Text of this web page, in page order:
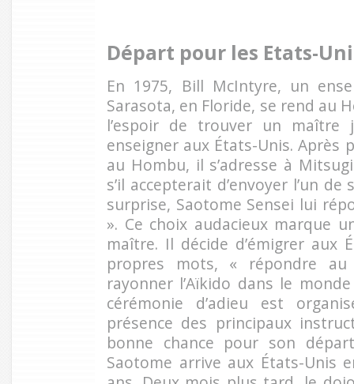
Départ pour les Etats-
En 1975, Bill McIntyre, un
Sarasota, en Floride, se rend au
l’espoir de trouver un maître
enseigner aux États-Unis. Après
au Hombu, il s’adresse à
s’il accepterait d’envoyer l’un
surprise, Saotome Sensei lui
». Ce choix audacieux marque
maître. Il décide d’émigrer aux
propres mots, « répondre
rayonner l’Aïkido dans le
cérémonie d’adieu est
présence des principaux
bonne chance pour son
Saotome arrive aux États-Unis